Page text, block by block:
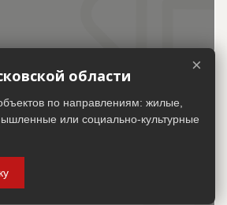
×
области
по направлениям: жилые,
или социально-культурные